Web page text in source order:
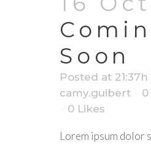
Soon
Posted at 21:37h
camy.guibert
0 Likes
Lorem ipsum dolor